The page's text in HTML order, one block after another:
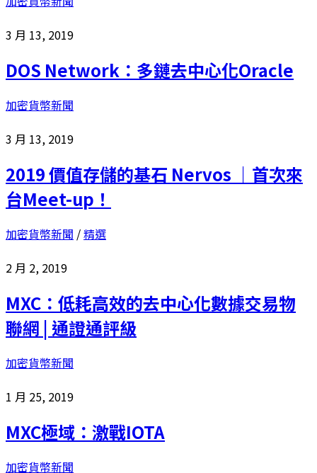
3 月 13, 2019
DOS Network：多鏈去中心化Oracle
加密貨幣新聞
3 月 13, 2019
2019 價值存儲的基石 Nervos ｜首次來
台Meet-up！
加密貨幣新聞 /精選
2 月 2, 2019
MXC：低耗高效的去中心化數據交易物
聯網 | 通證通評級
加密貨幣新聞
1 月 25, 2019
MXC極域：激戰IOTA
加密貨幣新聞